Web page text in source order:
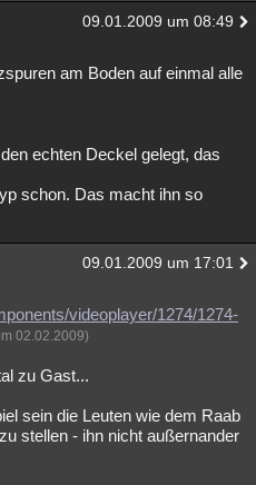
09.01.2009 um 08:49
am Boden auf einmal alle
echten Deckel gelegt, das
schon. Das macht ihn so
09.01.2009 um 17:01
videoplayer/1274/1274-
02.02.2009)
zu Gast...
sein die Leuten wie dem Raab
stellen - ihn nicht außernander